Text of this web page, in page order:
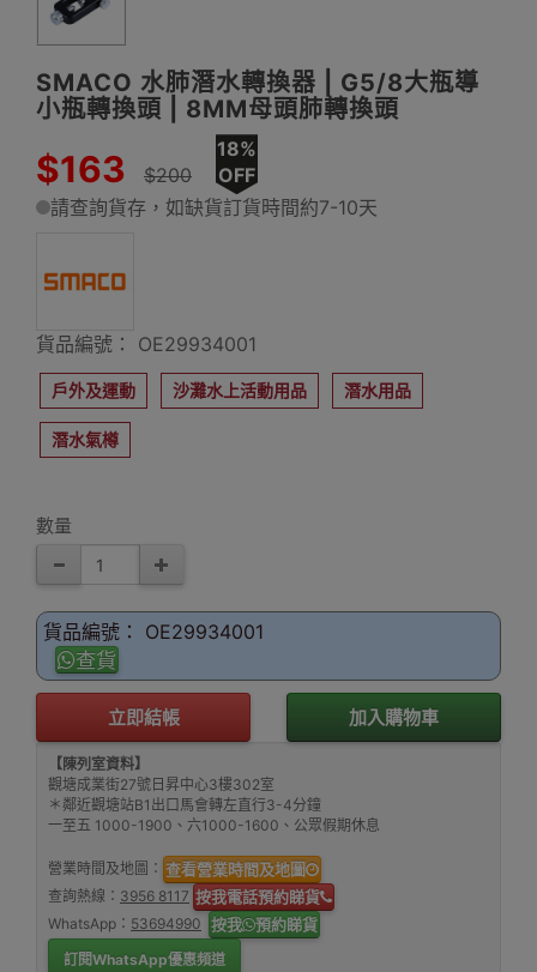
SMACO 水肺潛水轉換器 | G5/8大瓶導
小瓶轉換頭 | 8MM母頭肺轉換頭
$163 $200
18%
OFF
請查詢貨存，如缺貨訂貨時間約7-10天
貨品編號： OE29934001
戶外及運動 沙灘水上活動用品 潛水用品
潛水氣樽
數量
貨品編號： OE29934001
查貨
立即結帳 加入購物車
【陳列室資料】
觀塘成業街27號日昇中心3樓302室
＊鄰近觀塘站B1出口馬會轉左直行3-4分鐘
一至五 1000-1900、六1000-1600、公眾假期休息
營業時間及地圖： 查看營業時間及地圖
查詢熱線： 3956 8117 按我電話預約睇貨
WhatsApp： 53694990 按我 預約睇貨
訂閱WhatsApp優惠頻道